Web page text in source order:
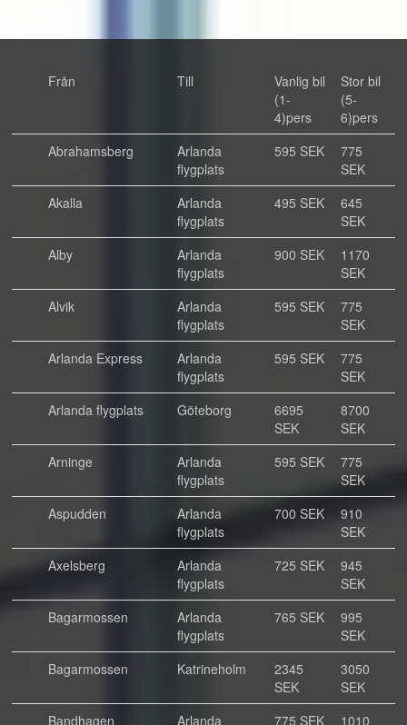
Från Till
Vanlig bil
(1-
4)pers
Stor bil
(5-
6)pers
Abrahamsberg
Arlanda
flygplats
595 SEK
775
SEK
Akalla
Arlanda
flygplats
495 SEK
645
SEK
Alby
Arlanda
flygplats
900 SEK
1170
SEK
Alvik
Arlanda
flygplats
595 SEK
775
SEK
Arlanda Express
Arlanda
flygplats
595 SEK
775
SEK
Arlanda flygplats
Göteborg
6695
SEK
8700
SEK
Arninge
Arlanda
flygplats
595 SEK
775
SEK
Aspudden
Arlanda
flygplats
700 SEK
910
SEK
Axelsberg
Arlanda
flygplats
725 SEK
945
SEK
Bagarmossen
Arlanda
flygplats
765 SEK
995
SEK
Bagarmossen
Katrineholm
2345
SEK
3050
SEK
Bandhagen
Arlanda 775 SEK 1010